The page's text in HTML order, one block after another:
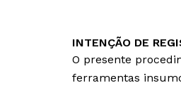
INTENÇÃO DE
O presente
ferramentas